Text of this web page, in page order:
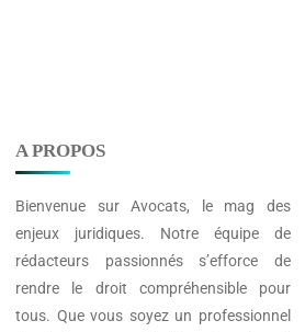
A PROPOS
Bienvenue surAvocats, le mag des
enjeux juridiques. Notre équipe de
rédacteurs passionnés s’efforce de
rendre le droit compréhensible pour
tous. Que vous soyez un professionnel